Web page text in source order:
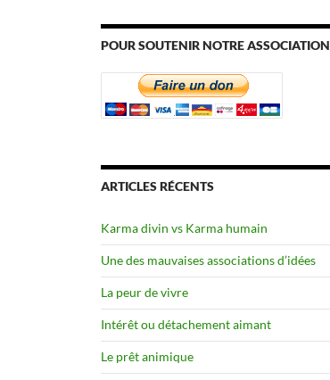
POUR SOUTENIR NOTRE ASSOCIATION
ARTICLES RÉCENTS
Karma divin vs Karma humain
Une des mauvaises associations d’idées
La peur de vivre
Intérêt ou détachement aimant
Le prêt animique